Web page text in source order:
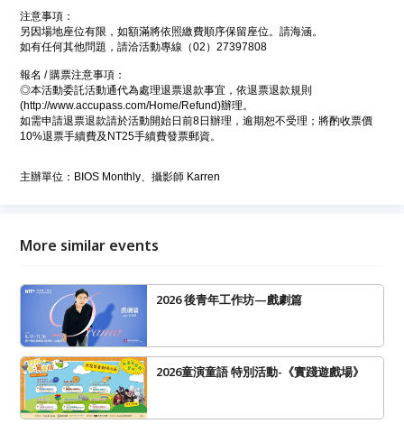
注意事項：
另因場地座位有限，如額滿將依照繳費順序保留座位。請海涵。
如有任何其他問題，請洽活動專線（02）27397808
報名 / 購票注意事項：
◎本活動委託活動通代為處理退票退款事宜，依退票退款規則
(http://www.accupass.com/Home/Refund)辦理。
如需申請退票退款請於活動開始日前8日辦理，逾期恕不受理；將酌收票價
10%退票手續費及NT25手續費發票郵資。
主辦單位：BIOS Monthly、攝影師 Karren
More similar events
2026 後青年工作坊—戲劇篇
2026童演童語 特別活動-《實踐遊戲場》